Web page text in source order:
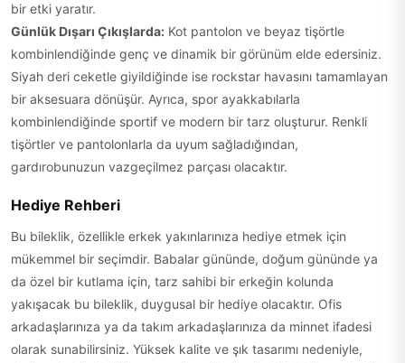
bir etki yaratır.
Günlük Dışarı Çıkışlarda: Kot pantolon ve beyaz tişörtle
kombinlendiğinde genç ve dinamik bir görünüm elde edersiniz.
Siyah deri ceketle giyildiğinde ise rockstar havasını tamamlayan
bir aksesuara dönüşür. Ayrıca, spor ayakkabılarla
kombinlendiğinde sportif ve modern bir tarz oluşturur. Renkli
tişörtler ve pantolonlarla da uyum sağladığından,
gardırobunuzun vazgeçilmez parçası olacaktır.
Hediye Rehberi
Bu bileklik, özellikle erkek yakınlarınıza hediye etmek için
mükemmel bir seçimdir. Babalar gününde, doğum gününde ya
da özel bir kutlama için, tarz sahibi bir erkeğin kolunda
yakışacak bu bileklik, duygusal bir hediye olacaktır. Ofis
arkadaşlarınıza ya da takım arkadaşlarınıza da minnet ifadesi
olarak sunabilirsiniz. Yüksek kalite ve şık tasarımı nedeniyle,